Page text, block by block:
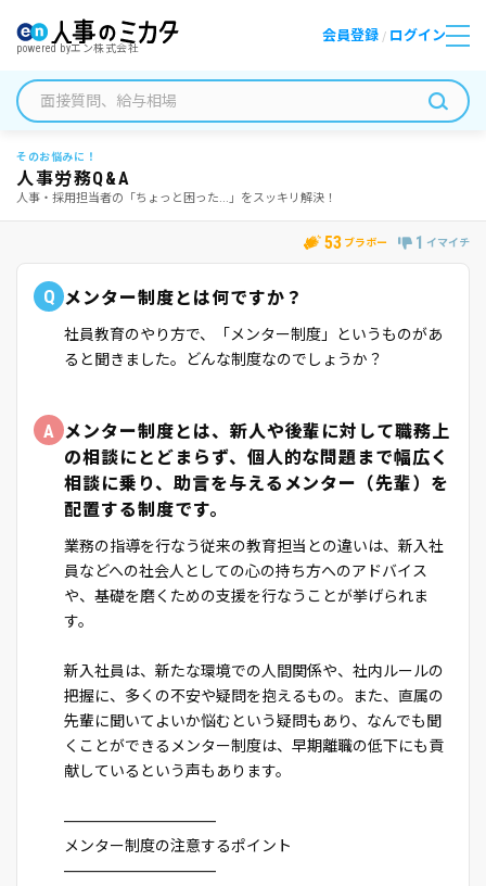
powered byエン株式会社
会員登録 / ログイン
そのお悩みに！
人事労務Q&A
人事・採用担当者の「ちょっと困った...」をスッキリ解決！
53 ブラボー 1 イマイチ
Q メンター制度とは何ですか？
社員教育のやり方で、「メンター制度」というものがあ
ると聞きました。どんな制度なのでしょうか？
A メンター制度とは、新人や後輩に対して職務上
の相談にとどまらず、個人的な問題まで幅広く
相談に乗り、助言を与えるメンター（先輩）を
配置する制度です。
業務の指導を行なう従来の教育担当との違いは、新入社
員などへの社会人としての心の持ち方へのアドバイス
や、基礎を磨くための支援を行なうことが挙げられま
す。
新入社員は、新たな環境での人間関係や、社内ルールの
把握に、多くの不安や疑問を抱えるもの。また、直属の
先輩に聞いてよいか悩むという疑問もあり、なんでも聞
くことができるメンター制度は、早期離職の低下にも貢
献しているという声もあります。
――――――――――
メンター制度の注意するポイント
――――――――――